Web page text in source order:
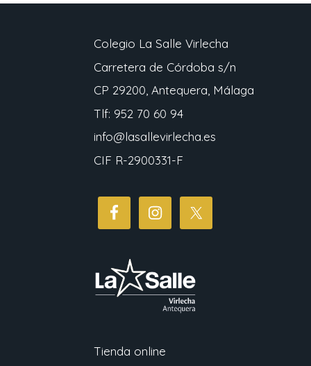
Colegio La Salle Virlecha
Carretera de Córdoba s/n
CP 29200, Antequera, Málaga
Tlf: 952 70 60 94
info@lasallevirlecha.es
CIF R-2900331-F
Tienda online